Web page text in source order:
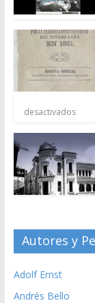
desactivados
Autores y
Adolf Ernst
Andrés Bello